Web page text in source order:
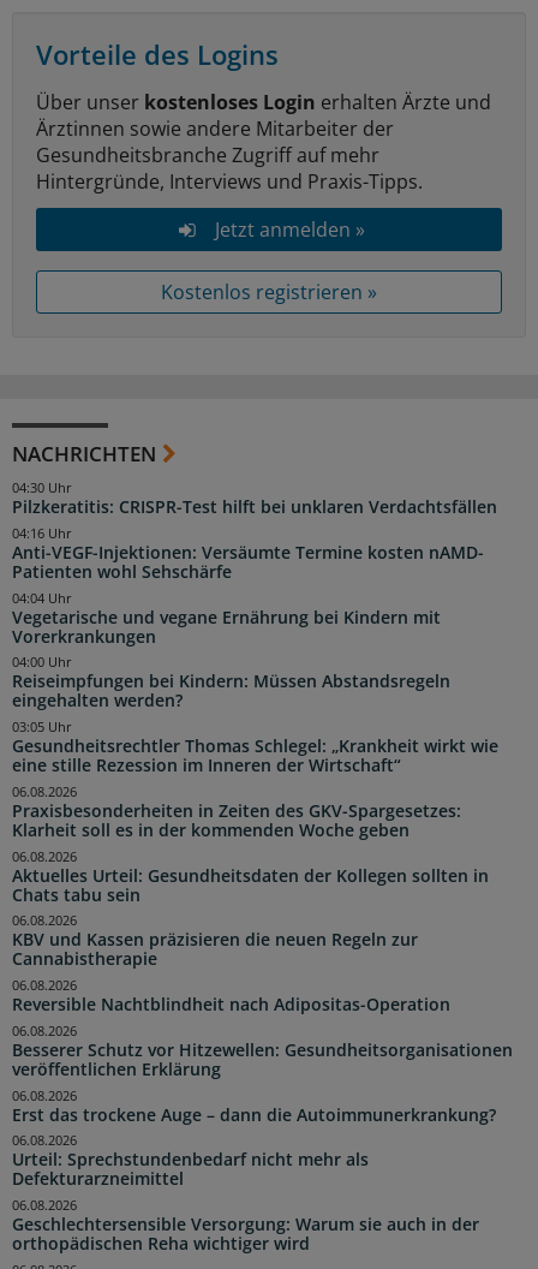
Vorteile des Logins
Über unser kostenloses Login erhalten Ärzte und
Ärztinnen sowie andere Mitarbeiter der
Gesundheitsbranche Zugriff auf mehr
Hintergründe, Interviews und Praxis-Tipps.
Jetzt anmelden »
Kostenlos registrieren »
NACHRICHTEN
Pilzkeratitis: CRISPR-Test hilft bei unklaren Verdachtsfällen
04:30 Uhr
Anti-VEGF-Injektionen: Versäumte Termine kosten nAMD-
Patienten wohl Sehschärfe
04:16 Uhr
Vegetarische und vegane Ernährung bei Kindern mit
Vorerkrankungen
04:04 Uhr
Reiseimpfungen bei Kindern: Müssen Abstandsregeln
eingehalten werden?
04:00 Uhr
Gesundheitsrechtler Thomas Schlegel: „Krankheit wirkt wie
eine stille Rezession im Inneren der Wirtschaft“
03:05 Uhr
Praxisbesonderheiten in Zeiten des GKV-Spargesetzes:
Klarheit soll es in der kommenden Woche geben
06.08.2026
Aktuelles Urteil: Gesundheitsdaten der Kollegen sollten in
Chats tabu sein
06.08.2026
KBV und Kassen präzisieren die neuen Regeln zur
Cannabistherapie
06.08.2026
Reversible Nachtblindheit nach Adipositas-Operation
06.08.2026
Besserer Schutz vor Hitzewellen: Gesundheitsorganisationen
veröffentlichen Erklärung
06.08.2026
Erst das trockene Auge – dann die Autoimmunerkrankung?
06.08.2026
Urteil: Sprechstundenbedarf nicht mehr als
Defekturarzneimittel
06.08.2026
Geschlechtersensible Versorgung: Warum sie auch in der
orthopädischen Reha wichtiger wird
06.08.2026